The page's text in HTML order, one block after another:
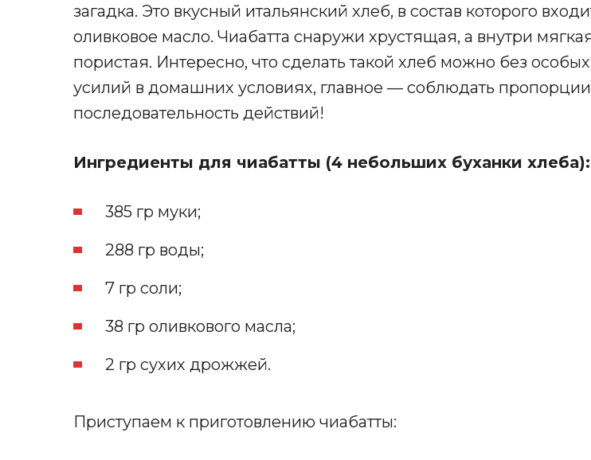
загадка. Это вкусный итальянский хлеб, в состав которого
оливковое масло. Чиабатта снаружи хрустящая, а внутри
пористая. Интересно, что сделать такой хлеб можно без особых
усилий в домашних условиях, главное — соблюдать
последовательность действий!
Ингредиенты для чиабатты (4 небольших буханки хлеба):
385 гр муки;
288 гр воды;
7 гр соли;
38 гр оливкового масла;
2 гр сухих дрожжей.
Приступаем к приготовлению чиабатты: